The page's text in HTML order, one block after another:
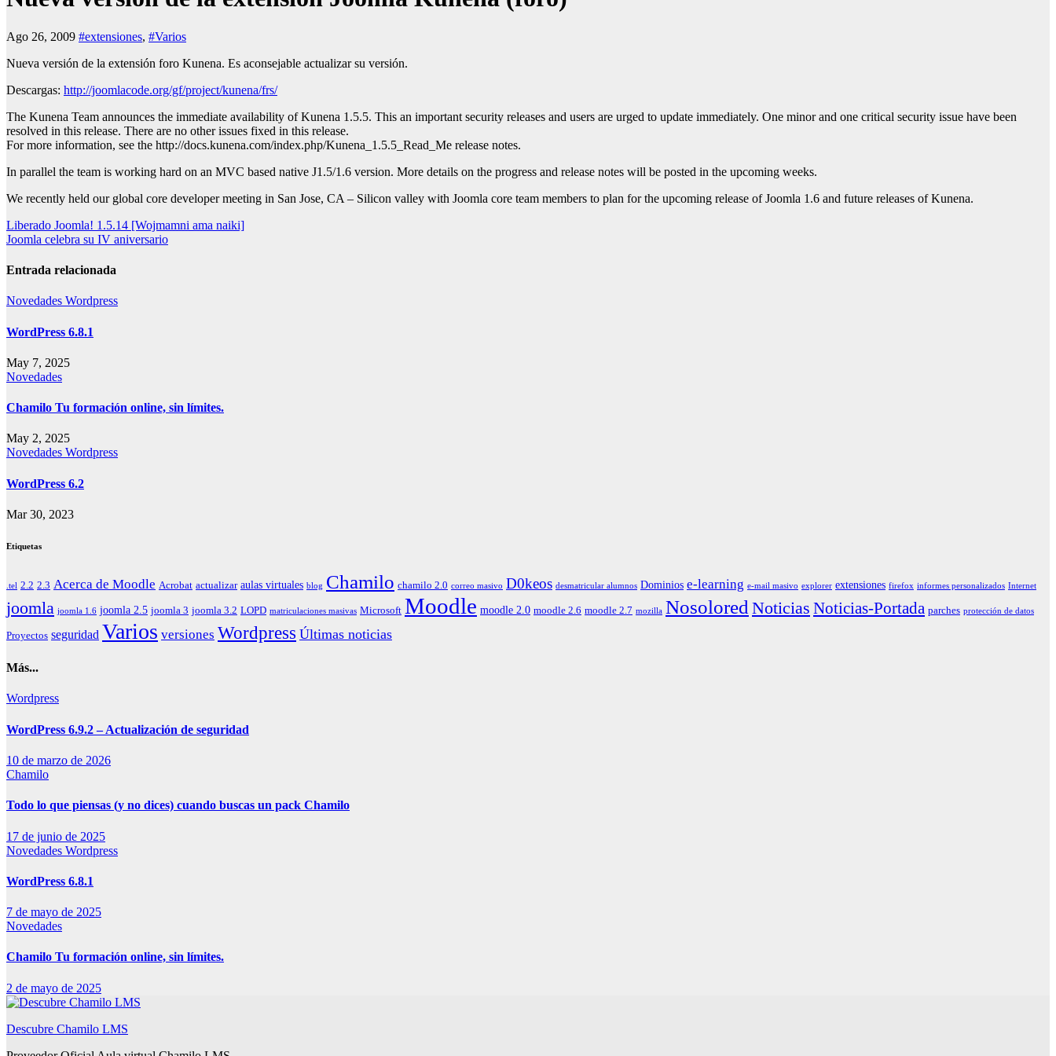
Ago 26, 2009 #extensiones, #Varios
Nueva versión de la extensión foro Kunena. Es aconsejable actualizar su versión.
Descargas: http://joomlacode.org/gf/project/kunena/frs/
The Kunena Team announces the immediate availability of Kunena 1.5.5. This an important security releases and users are urged to update immediately. One minor and one critical security issue have been
resolved in this release. There are no other issues fixed in this release.
For more information, see the http://docs.kunena.com/index.php/Kunena_1.5.5_Read_Me release notes.
In parallel the team is working hard on an MVC based native J1.5/1.6 version. More details on the progress and release notes will be posted in the upcoming weeks.
We recently held our global core developer meeting in San Jose, CA – Silicon valley with Joomla core team members to plan for the upcoming release of Joomla 1.6 and future releases of Kunena.
Navegación
de
entradas
Liberado Joomla! 1.5.14 [Wojmamni ama naiki]
Joomla celebra su IV aniversario
Entrada relacionada
Novedades Wordpress
WordPress 6.8.1
May 7, 2025
Novedades
Chamilo Tu formación online, sin límites.
May 2, 2025
Novedades Wordpress
WordPress 6.2
Mar 30, 2023
Etiquetas
.tel 2.2 2.3 Acerca de Moodle Acrobat actualizar aulas virtuales blog Chamilo chamilo 2.0 correo masivo D0keos desmatricular alumnos Dominios e-learning e-mail masivo explorer extensiones firefox informes personalizados Internet
joomla joomla 1.6 joomla 2.5 joomla 3 joomla 3.2 LOPD matriculaciones masivas Microsoft Moodle moodle 2.0 moodle 2.6 moodle 2.7 mozilla Nosolored Noticias Noticias-Portada parches protección de datos
Proyectos seguridad Varios versiones Wordpress Últimas noticias
Más...
Wordpress
WordPress 6.9.2 – Actualización de seguridad
10 de marzo de 2026
Chamilo
Todo lo que piensas (y no dices) cuando buscas un pack Chamilo
17 de junio de 2025
Novedades Wordpress
WordPress 6.8.1
7 de mayo de 2025
Novedades
Chamilo Tu formación online, sin límites.
2 de mayo de 2025
Descubre Chamilo LMS